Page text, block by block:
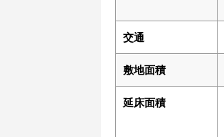
交通
敷地面積
延床面積